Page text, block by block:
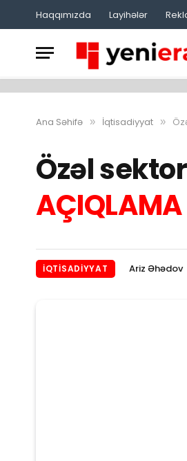
Haqqımızda Layihələr
Ana Səhifə » İqtisadiyyat »
Özəl
AÇIQLAMA
İQTISADIYYAT Ariz Əhədov